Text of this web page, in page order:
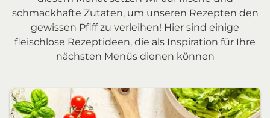
schmackhafte Zutaten, um unseren Rezepten den
gewissen Pfiff zu verleihen! Hier sind einige
fleischlose Rezeptideen, die als Inspiration für Ihre
nächsten Menüs dienen können